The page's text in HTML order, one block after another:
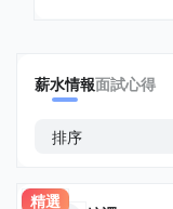
薪水情報面試心得
精選